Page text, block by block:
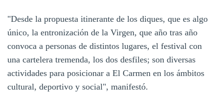
"Desde la propuesta itinerante de los diques, que es algo
único, la entronización de la Virgen, que año tras año
convoca a personas de distintos lugares, el festival con
una cartelera tremenda, los dos desfiles; son diversas
actividades para posicionar a El Carmen en los ámbitos
cultural, deportivo y social", manifestó.